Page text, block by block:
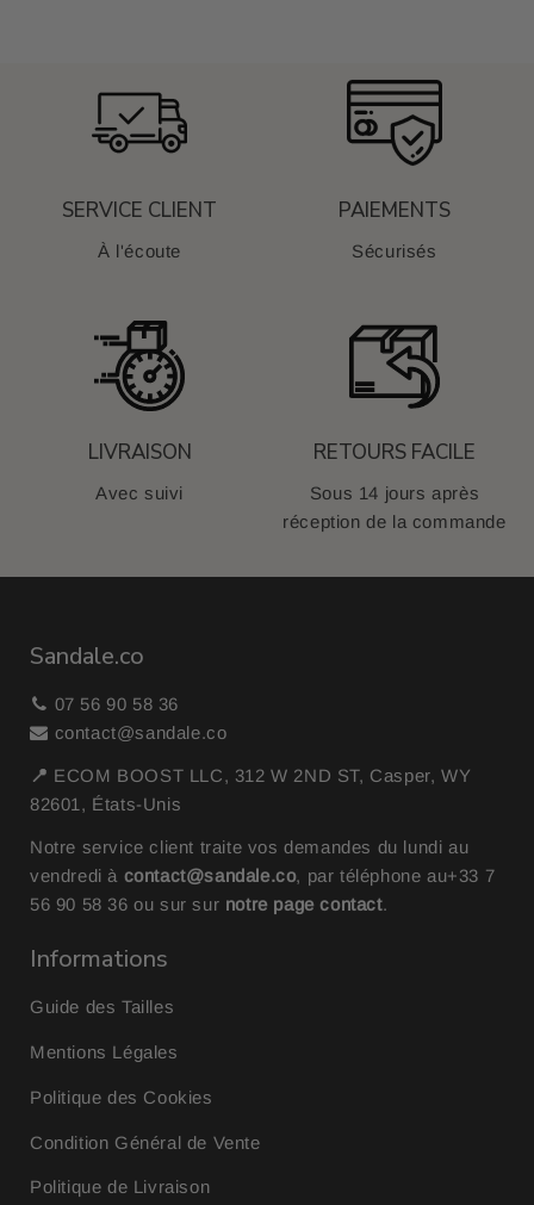
SERVICE CLIENT
À l'écoute
PAIEMENTS
Sécurisés
LIVRAISON
Avec suivi
RETOURS FACILE
Sous 14 jours après
réception de la commande
Sandale.co
07 56 90 58 36
contact@sandale.co
📍 ECOM BOOST LLC, 312 W 2ND ST, Casper, WY
82601, États-Unis
Notre service client traite vos demandes du lundi au
vendredi à contact@sandale.co, par téléphone au+33 7
56 90 58 36ou sur sur notre page contact.
Informations
Guide des Tailles
Mentions Légales
Politique des Cookies
Condition Général de Vente
Politique de Livraison